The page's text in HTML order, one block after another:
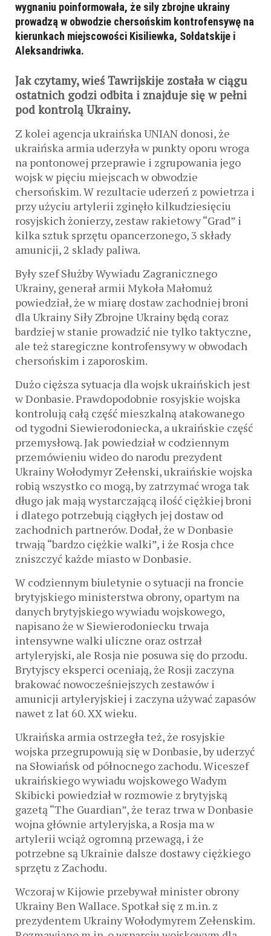
wygnaniu poinformowała, że sily zbrojne ukrainy
prowadzą w obwodzie chersońskim kontrofensywę na
kierunkach miejscowości Kisiliewka, Sołdatskije i
Aleksandriwka.
Jak czytamy, wieś Tawrijskije została w ciągu
ostatnich godzi odbita i znajduje się w pełni
pod kontrolą Ukrainy.
Z kolei agencja ukraińska UNIAN donosi, że
ukraińska armia uderzyła w punkty oporu wroga
na pontonowej przeprawie i zgrupowania jego
wojsk w pięciu miejscach w obwodzie
chersońskim. W rezultacie uderzeń z powietrza i
przy użyciu artylerii zginęło kilkudziesięciu
rosyjskich żonierzy, zestaw rakietowy “Grad” i
kilka sztuk sprzętu opancerzonego, 3 składy
amunicji, 2 sklady paliwa.
Były szef Służby Wywiadu Zagranicznego
Ukrainy, generał armii Mykoła Małomuż
powiedział, że w miarę dostaw zachodniej broni
dla Ukrainy Siły Zbrojne Ukrainy będą coraz
bardziej w stanie prowadzić nie tylko taktyczne,
ale też staregiczne kontrofensywy w obwodach
chersońskim i zaporoskim.
Dużo cięższa sytuacja dla wojsk ukraińskich jest
w Donbasie. Prawdopodobnie rosyjskie wojska
kontrolują całą część mieszkalną atakowanego
od tygodni Siewierodoniecka, a ukraińskie część
przemysłową. Jak powiedział w codziennym
przemówieniu wideo do narodu prezydent
Ukrainy Wołodymyr Zełenski, ukraińskie wojska
robią wszystko co mogą, by zatrzymać wroga tak
długo jak mają wystarczającą ilość ciężkiej broni
i dlatego potrzebują ciągłych jej dostaw od
zachodnich partnerów. Dodał, że w Donbasie
trwają “bardzo ciężkie walki”, i że Rosja chce
zniszczyć każde miasto w Donbasie.
W codziennym biuletynie o sytuacji na froncie
brytyjskiego ministerstwa obrony, opartym na
danych brytyjskiego wywiadu wojskowego,
napisano że w Siewierodoniecku trwaja
intensywne walki uliczne oraz ostrzał
artyleryjski, ale Rosja nie posuwa się do przodu.
Brytyjscy eksperci oceniają, że Rosji zaczyna
brakować nowocześniejszych zestawów i
amunicji artyleryjskiej i zaczyna używać zapasów
nawet z lat 60. XX wieku.
Ukraińska armia ostrzegła też, że rosyjskie
wojska przegrupowują się w Donbasie, by uderzyć
na Słowiańsk od północnego zachodu. Wiceszef
ukraińskiego wywiadu wojskowego Wadym
Skibicki powiedział w rozmowie z brytyjską
gazetą “The Guardian”, że teraz trwa w Donbasie
wojna głównie artyleryjska, a Rosja ma w
artylerii wciąż ogromną przewagą, i że
potrzebne są Ukrainie dalsze dostawy ciężkiego
sprzętu z Zachodu.
Wczoraj w Kijowie przebywał minister obrony
Ukrainy Ben Wallace. Spotkał się z m.in. z
prezydentem Ukrainy Wołodymyrem Zełenskim.